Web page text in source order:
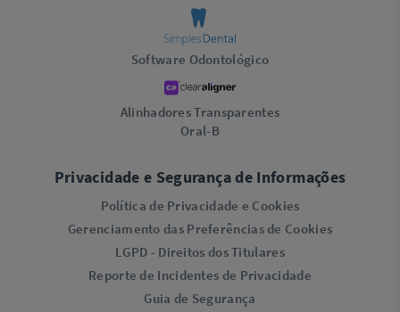
Software Odontológico
Alinhadores Transparentes
Oral-B
Privacidade e Segurança de Informações
Política de Privacidade e Cookies
Gerenciamento das Preferências de Cookies
LGPD - Direitos dos Titulares
Reporte de Incidentes de Privacidade
Guia de Segurança